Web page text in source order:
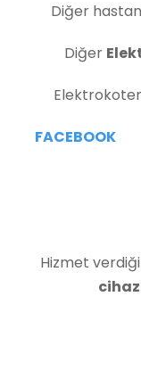
Diğer
Diğer
FACEBOOK
Hizmet